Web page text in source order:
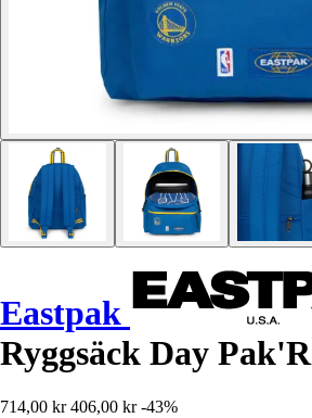
Eastpak
Ryggsäck Day Pak'R
714,00 kr 406,00 kr -43%